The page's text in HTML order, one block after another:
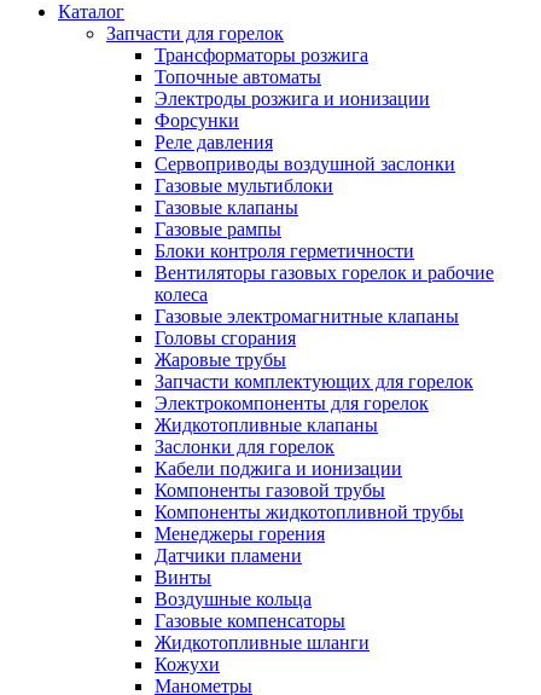
Каталог
Запчасти для горелок
Трансформаторы розжига
Топочные автоматы
Электроды розжига и ионизации
Форсунки
Реле давления
Сервоприводы воздушной заслонки
Газовые мультиблоки
Газовые клапаны
Газовые рампы
Блоки контроля герметичности
Вентиляторы газовых горелок и рабочие
колеса
Газовые электромагнитные клапаны
Головы сгорания
Жаровые трубы
Запчасти комплектующих для горелок
Электрокомпоненты для горелок
Жидкотопливные клапаны
Заслонки для горелок
Кабели поджига и ионизации
Компоненты газовой трубы
Компоненты жидкотопливной трубы
Менеджеры горения
Датчики пламени
Винты
Воздушные кольца
Газовые компенсаторы
Жидкотопливные шланги
Кожухи
Манометры